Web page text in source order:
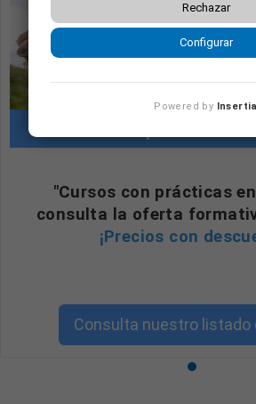
"Cursos con prácticas
consulta la oferta
¡Precios con
Consulta nuestro listado
Rechazar
Configurar
Powered by Insertia